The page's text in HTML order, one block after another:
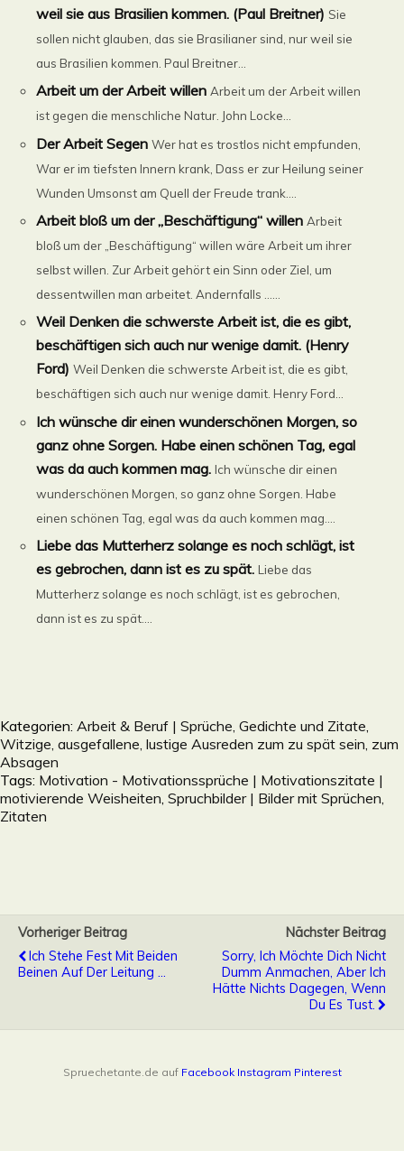
weil sie aus Brasilien kommen. (Paul Breitner) Sie
sollen nicht glauben, das sie Brasilianer sind, nur weil sie
aus Brasilien kommen. Paul Breitner...
Arbeit um der Arbeit willen Arbeit um der Arbeit willen
ist gegen die menschliche Natur. John Locke...
Der Arbeit Segen Wer hat es trostlos nicht empfunden,
War er im tiefsten Innern krank, Dass er zur Heilung seiner
Wunden Umsonst am Quell der Freude trank....
Arbeit bloß um der „Beschäftigung“ willen Arbeit
bloß um der „Beschäftigung“ willen wäre Arbeit um ihrer
selbst willen. Zur Arbeit gehört ein Sinn oder Ziel, um
dessentwillen man arbeitet. Andernfalls ......
Weil Denken die schwerste Arbeit ist, die es gibt,
beschäftigen sich auch nur wenige damit. (Henry
Ford) Weil Denken die schwerste Arbeit ist, die es gibt,
beschäftigen sich auch nur wenige damit. Henry Ford...
Ich wünsche dir einen wunderschönen Morgen, so
ganz ohne Sorgen. Habe einen schönen Tag, egal
was da auch kommen mag. Ich wünsche dir einen
wunderschönen Morgen, so ganz ohne Sorgen. Habe
einen schönen Tag, egal was da auch kommen mag....
Liebe das Mutterherz solange es noch schlägt, ist
es gebrochen, dann ist es zu spät. Liebe das
Mutterherz solange es noch schlägt, ist es gebrochen,
dann ist es zu spät....
Kategorien: Arbeit & Beruf | Sprüche, Gedichte und Zitate,
Witzige, ausgefallene, lustige Ausreden zum zu spät sein, zum
Absagen
Tags: Motivation - Motivationssprüche | Motivationszitate |
motivierende Weisheiten, Spruchbilder | Bilder mit Sprüchen,
Zitaten
Vorheriger Beitrag
Ich Stehe Fest Mit Beiden
Beinen Auf Der Leitung ...
Nächster Beitrag
Sorry, Ich Möchte Dich Nicht
Dumm Anmachen, Aber Ich
Hätte Nichts Dagegen, Wenn
Du Es Tust.
Spruechetante.de auf Facebook Instagram Pinterest